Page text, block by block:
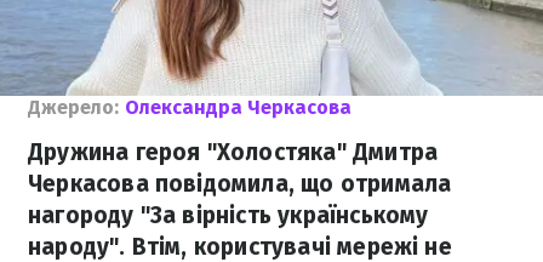
Джерело: Олександра Черкасова
Дружина героя "Холостяка" Дмитра
Черкасова повідомила, що отримала
нагороду "За вірність українському
народу". Втім, користувачі мережі не